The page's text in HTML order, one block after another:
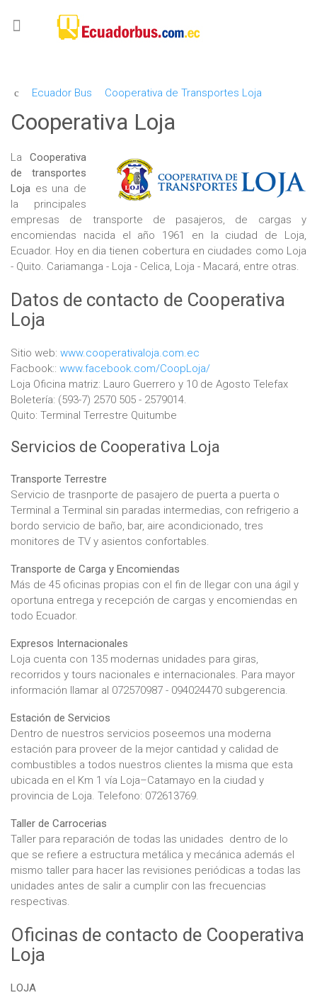
Ecuador Bus Cooperativa de Transportes Loja
Cooperativa Loja
La Cooperativa
de transportes
Loja es una de
la principales
empresas de transporte de pasajeros, de cargas y
encomiendas nacida el año 1961 en la ciudad de Loja,
Ecuador. Hoy en dia tienen cobertura en ciudades como Loja
- Quito. Cariamanga - Loja - Celica, Loja - Macará, entre otras.
Datos de contacto de Cooperativa
Loja
Sitio web: www.cooperativaloja.com.ec
Facbook:: www.facebook.com/CoopLoja/
Loja Oficina matriz: Lauro Guerrero y 10 de Agosto Telefax
Boletería: (593-7) 2570 505 - 2579014.
Quito: Terminal Terrestre Quitumbe
Servicios de Cooperativa Loja
Transporte Terrestre
Servicio de trasnporte de pasajero de puerta a puerta o
Terminal a Terminal sin paradas intermedias, con refrigerio a
bordo servicio de baño, bar, aire acondicionado, tres
monitores de TV y asientos confortables.
Transporte de Carga y Encomiendas
Más de 45 oficinas propias con el fin de llegar con una ágil y
oportuna entrega y recepción de cargas y encomiendas en
todo Ecuador.
Expresos Internacionales
Loja cuenta con 135 modernas unidades para giras,
recorridos y tours nacionales e internacionales. Para mayor
información llamar al 072570987 - 094024470 subgerencia.
Estación de Servicios
Dentro de nuestros servicios poseemos una moderna
estación para proveer de la mejor cantidad y calidad de
combustibles a todos nuestros clientes la misma que esta
ubicada en el Km 1 vía Loja–Catamayo en la ciudad y
provincia de Loja. Telefono: 072613769.
Taller de Carrocerias
Taller para reparación de todas las unidades dentro de lo
que se refiere a estructura metálica y mecánica además el
mismo taller para hacer las revisiones periódicas a todas las
unidades antes de salir a cumplir con las frecuencias
respectivas.
Oficinas de contacto de Cooperativa
Loja
LOJA